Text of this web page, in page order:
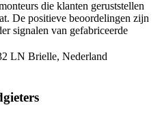
die klanten geruststellen
De positieve beoordelingen zijn
signalen van gefabriceerde
LN Brielle, Nederland